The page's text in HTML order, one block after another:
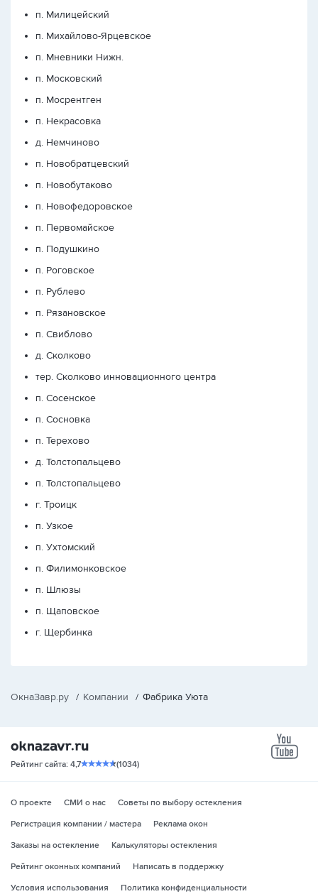
п. Милицейский
п. Михайлово-Ярцевское
п. Мневники Нижн.
п. Московский
п. Мосрентген
п. Некрасовка
д. Немчиново
п. Новобратцевский
п. Новобутаково
п. Новофедоровское
п. Первомайское
п. Подушкино
п. Роговское
п. Рублево
п. Рязановское
п. Свиблово
д. Сколково
тер. Сколково инновационного центра
п. Сосенское
п. Сосновка
п. Терехово
д. Толстопальцево
п. Толстопальцево
г. Троицк
п. Узкое
п. Ухтомский
п. Филимонковское
п. Шлюзы
п. Щаповское
г. Щербинка
ОкнаЗавр.ру / Компании / Фабрика Уюта
Рейтинг сайта: 4,7 (1034)
О проекте СМИ о нас
Советы по выбору остекления
Регистрация компании / мастера
Реклама окон
Заказы на остекление
Калькуляторы остекления
Рейтинг оконных компаний
Написать в поддержку
Условия использования
Политика конфиденциальности